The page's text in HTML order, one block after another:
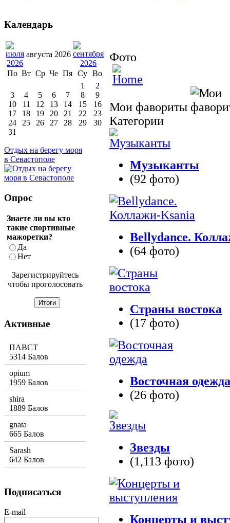
Фото
Мои фавориты
Категории
Музыканты
(92 фото)
Bellydance.
(64 фото)
Страны востока
(17 фото)
Восточная одежда
(26 фото)
Звезды
(1,113 фото)
Концерты и
Календарь
августа 2026
По Вт Ср Че Пя Су Во
1
2
3
4 5 6 7 8
9
10
11 12 13 14 15
16
17
18 19 20 21 22
23
24
25 26 27 28 29
30
31
Отдых на берегу моря
в Севастополе
Опрос
Знаете ли вы кто
такие спортивные
мажоретки?
Да
Нет
Зарегистрируйтесь
чтобы проголосовать
Активные
ПАВСТ
5314 Балов
opium
1959 Балов
shira
1889 Балов
gnata
665 Балов
Sarash
642 Балов
Подписаться
E-mail